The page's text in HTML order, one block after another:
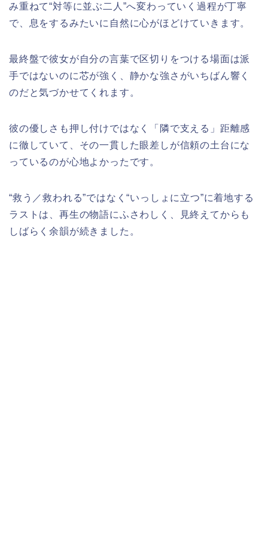
み重ねて“対等に並ぶ二人”へ変わっていく過程が丁寧
で、息をするみたいに自然に心がほどけていきます。​
最終盤で彼女が自分の言葉で区切りをつける場面は派
手ではないのに芯が強く、静かな強さがいちばん響く
のだと気づかせてくれます。​
彼の優しさも押し付けではなく「隣で支える」距離感
に徹していて、その一貫した眼差しが信頼の土台にな
っているのが心地よかったです。​
“救う／救われる”ではなく“いっしょに立つ”に着地する
ラストは、再生の物語にふさわしく、見終えてからも
しばらく余韻が続きました。​